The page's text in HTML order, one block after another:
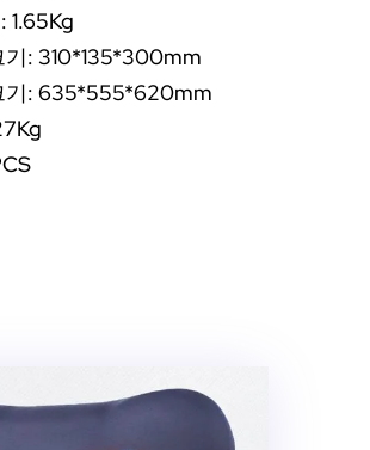
1.65Kg
기: 310*135*300mm
기: 635*555*620mm